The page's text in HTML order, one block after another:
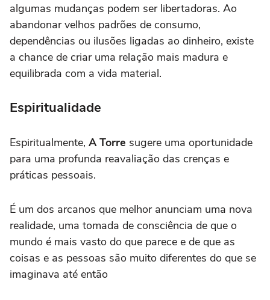
algumas mudanças podem ser libertadoras. Ao
abandonar velhos padrões de consumo,
dependências ou ilusões ligadas ao dinheiro, existe
a chance de criar uma relação mais madura e
equilibrada com a vida material.
Espiritualidade
Espiritualmente, A Torre sugere uma oportunidade
para uma profunda reavaliação das crenças e
práticas pessoais.
É um dos arcanos que melhor anunciam uma nova
realidade, uma tomada de consciência de que o
mundo é mais vasto do que parece e de que as
coisas e as pessoas são muito diferentes do que se
imaginava até então